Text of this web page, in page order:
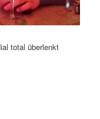
total überlenkt